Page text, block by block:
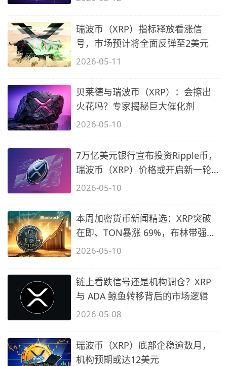
瑞波币（XRP）指标释放看涨信
号，市场预计将全面反弹至2美元
2026-05-11
贝莱德与瑞波币（XRP）：会擦出
火花吗？专家揭秘巨大催化剂
2026-05-10
7万亿美元银行宣布投资Ripple币，
瑞波币（XRP）价格或开启新一轮
反弹
2026-05-10
本周加密货币新闻精选：XRP突破
在即、TON暴涨 69%，布林带强势
看涨比特
2026-05-10
链上看跌信号还是机构调仓？XRP
与 ADA 鲸鱼转移背后的市场逻辑
2026-05-08
瑞波币（XRP）底部企稳逾数月，
机构预期或达12美元